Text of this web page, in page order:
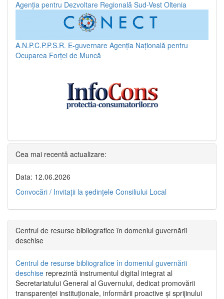
Agenția pentru Dezvoltare Regională Sud-Vest Oltenia
A.N.P.C.P.P.S.R. E-guvernare Agenția Națională pentru
Ocuparea Forței de Muncă
Cea mai recentă actualizare:
Data: 12.06.2026
Convocări / Invitaţii la şedinţele Consiliului Local
Centrul de resurse bibliografice în domeniul guvernării
deschise
Centrul de resurse bibliografice în domeniul guvernării
deschise reprezintă instrumentul digital integrat al
Secretariatului General al Guvernului, dedicat promovării
transparenței instituționale, informării proactive și sprijinului